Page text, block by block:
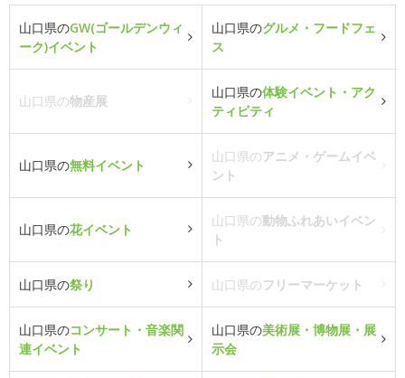
山口県のGW(ゴールデンウィ
ーク)イベント
山口県のグルメ・フードフェ
ス
山口県の物産展
山口県の体験イベント・アク
ティビティ
山口県の無料イベント
山口県のアニメ・ゲームイベ
ント
山口県の花イベント
山口県の動物ふれあいイベン
ト
山口県の祭り 山口県のフリーマーケット
山口県のコンサート・音楽関
連イベント
山口県の美術展・博物展・展
示会